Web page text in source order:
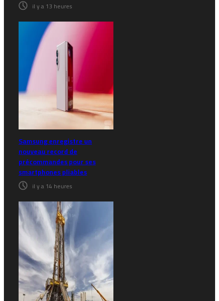
il y a 13 heures
Samsung enregistre un
nouveau record de
précommandes pour ses
smartphones pliables
il y a 14 heures